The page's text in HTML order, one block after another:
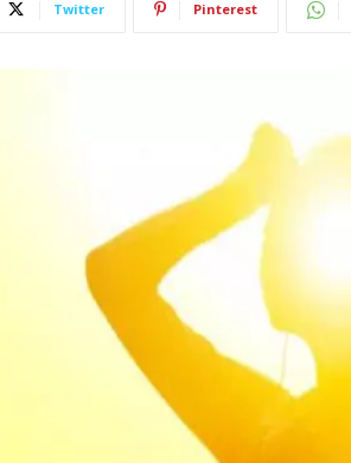
Twitter Pinterest